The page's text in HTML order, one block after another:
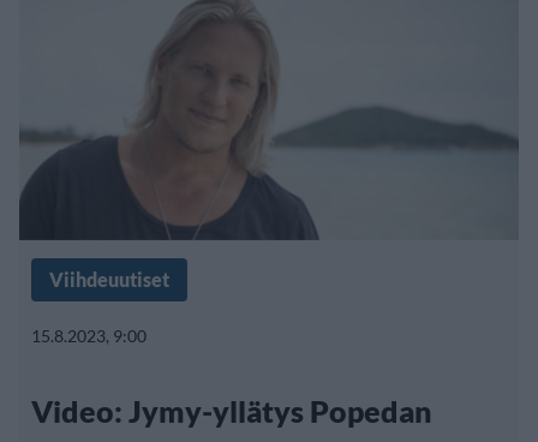
Viihdeuutiset
15.8.2023, 9:00
Video: Jymy-yllätys Popedan